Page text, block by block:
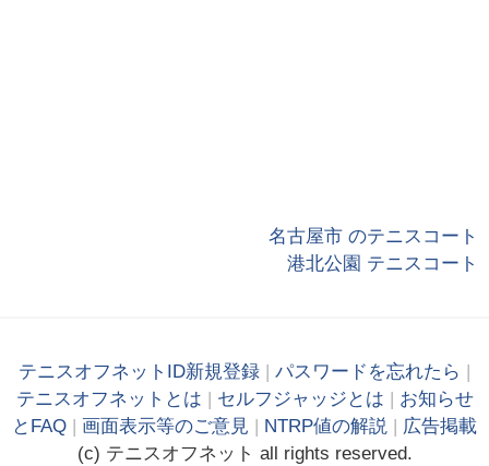
名古屋市 のテニスコート
港北公園 テニスコート
テニスオフネットID新規登録 | パスワードを忘れたら |
テニスオフネットとは | セルフジャッジとは | お知らせ
とFAQ | 画面表示等のご意見 | NTRP値の解説 | 広告掲載
(c) テニス オフネット all rights reserved.